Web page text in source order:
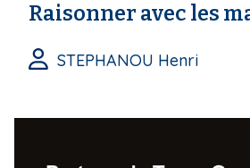
Raisonner avec les
STEPHANOU Henri